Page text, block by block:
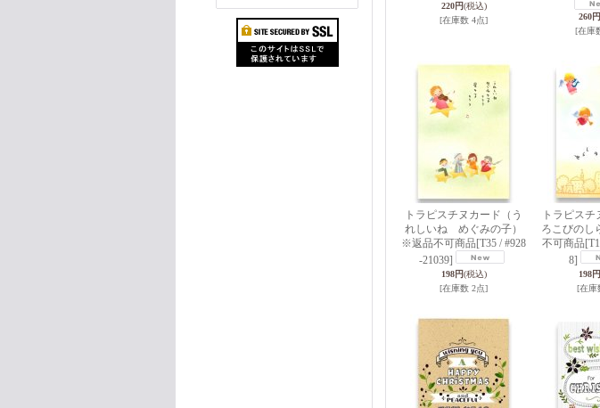
220円(税込)
[在庫数 4点]
260円
[在庫
トラピスチヌカード（う
れしいね めぐみの子）
※返品不可商品 [T35 / #928
-21039]
198円(税込)
[在庫数 2点]
トラピスチ
ろこびのし
不可商品
8]
198円
[在庫